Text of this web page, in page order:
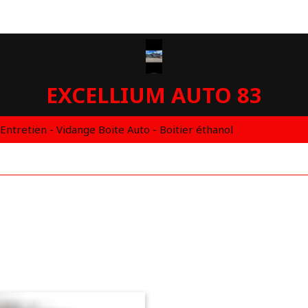
EXCELLIUM AUTO 83
- Vidange Boite Auto - Boitier éthanol